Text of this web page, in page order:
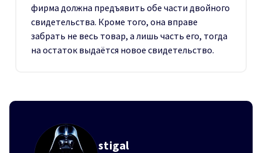
фирма должна предъявить обе части двойного
свидетельства. Кроме того, она вправе
забрать не весь товар, а лишь часть его, тогда
на остаток выдаётся новое свидетельство.
stigal